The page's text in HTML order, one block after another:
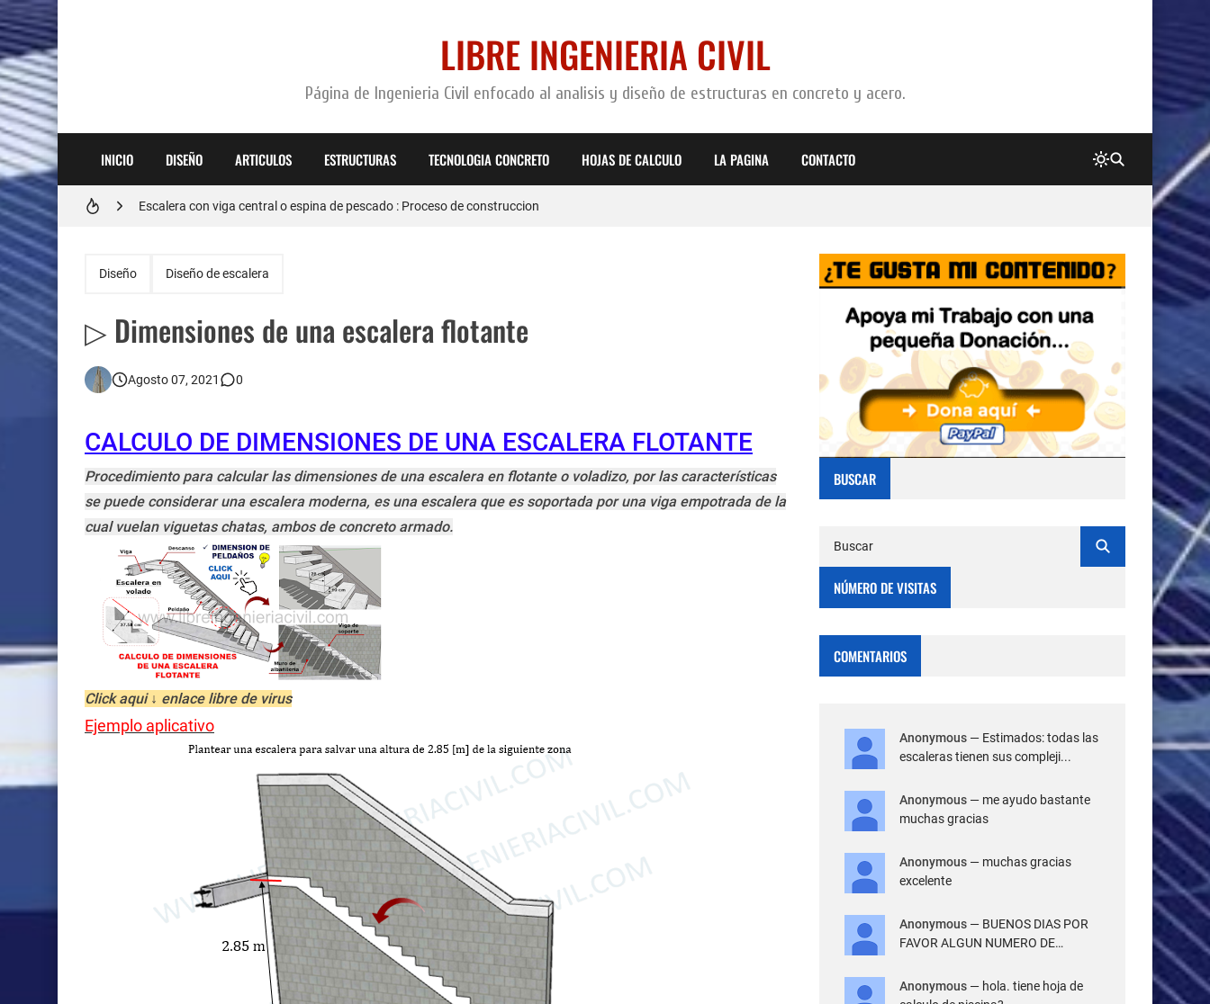
LIBRE INGENIERIA CIVIL
Página de Ingenieria Civil enfocado al analisis y diseño de estructuras en concreto y acero.
INICIO DISEÑO ARTICULOS ESTRUCTURAS TECNOLOGIA CONCRETO HOJAS DE CALCULO LA PAGINA CONTACTO
Zapatas aisladas : Construcción y detalles del armado
Escalera con viga central o espina de pescado : Proceso de construccion
Zapatas corridas : Proceso de construccion y armado
Diseño Diseño de escalera
▷ Dimensiones de una escalera flotante
Agosto 07, 2021 0
CALCULO DE DIMENSIONES DE UNA ESCALERA FLOTANTE
Procedimiento para calcular las dimensiones de una escalera en flotante o voladizo, por las características
se puede considerar una escalera moderna, es una escalera que es soportada por una viga empotrada de la
cual vuelan viguetas chatas, ambos de concreto armado.
Click aqui ↓ enlace libre de virus
Ejemplo aplicativo
BUSCAR
NÚMERO DE VISITAS
COMENTARIOS
Anonymous — Estimados: todas las
escaleras tienen sus compleji...
Anonymous — me ayudo bastante
muchas gracias
Anonymous — muchas gracias
excelente
Anonymous — BUENOS DIAS POR
FAVOR ALGUN NUMERO DE
Anonymous — hola. tiene hoja de